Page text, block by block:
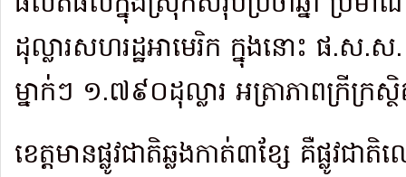
ដុល្លារសហរដ្ឋអាមេរិក ក្នុងនោះ ផ.ស.
ម្នាក់ៗ ១.៧៩០ដុល្លារ អត្រាភាពក្រីក្រស្
ខេត្តមានផ្លូវជាតិឆ្លងកាត់៣ខ្សែ គឺផ្លូវជ